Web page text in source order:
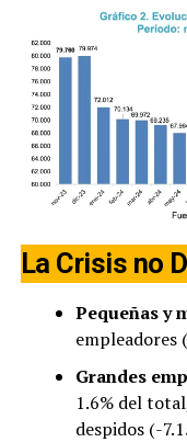
La Crisis no
Pequeñas y
empleadores
Grandes
1.6% del
despidos (-